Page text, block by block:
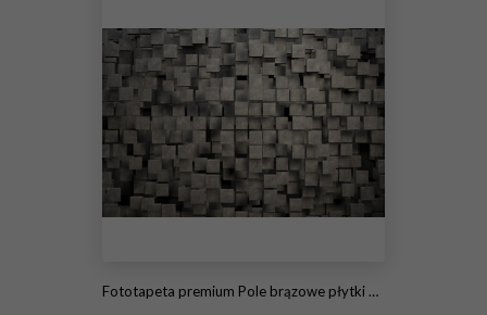
Fototapeta premium Pole brązowe płytki kwadratowe z teksturą kamienia. Renderowanie obrazu 3D